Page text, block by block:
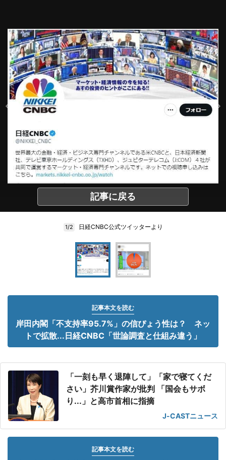
記事に戻る
1/2 日経CNBC公式ツイッターより
記事本文を読む
岸田内閣「不支持率95.7%」の信ぴょう性は？ ネッ
トで拡散...日経CNBC「世論調査と仕組み違う」
「一刻も早く退陣して」「家で寝てくだ
さい」芥川賞作家が批判 「国会もサボ
り...」と高市首相に指摘
J-CASTニュース
記事本文を読む